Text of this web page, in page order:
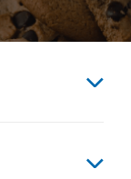
BERICHTE,
Ihre Arbeit